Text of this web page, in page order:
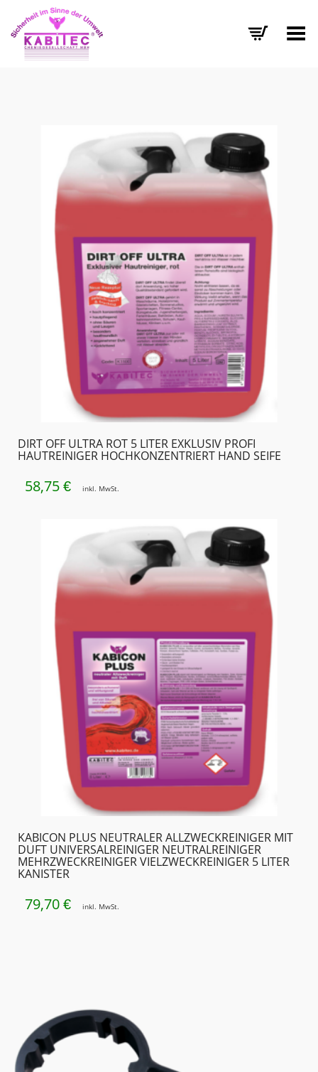
Menü umschalten
DIRT OFF ULTRA ROT 5 LITER EXKLUSIV PROFI
HAUTREINIGER HOCHKONZENTRIERT HAND SEIFE
58,75 € inkl. MwSt.
KABICON PLUS NEUTRALER ALLZWECKREINIGER MIT
DUFT UNIVERSALREINIGER NEUTRALREINIGER
MEHRZWECKREINIGER VIELZWECKREINIGER 5 LITER
KANISTER
79,70 € inkl. MwSt.